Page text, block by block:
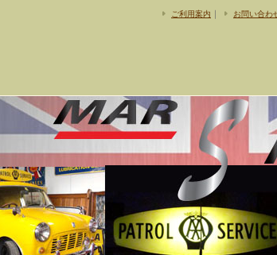
ご利用案内 ｜ お問い合わ